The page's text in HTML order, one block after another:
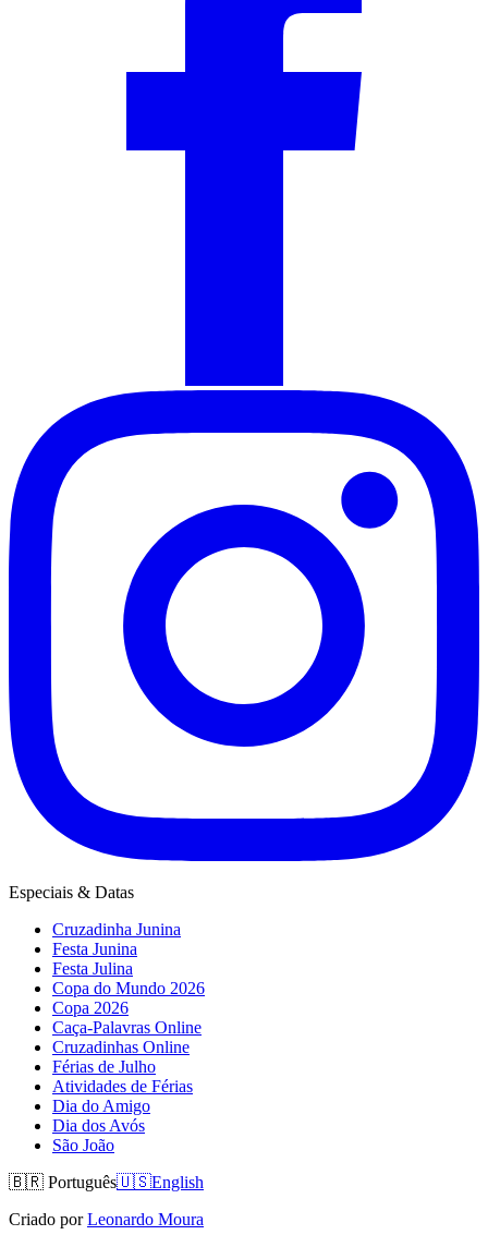
Especiais & Datas
Cruzadinha Junina
Festa Junina
Festa Julina
Copa do Mundo 2026
Copa 2026
Caça-Palavras Online
Cruzadinhas Online
Férias de Julho
Atividades de Férias
Dia do Amigo
Dia dos Avós
São João
🇧🇷 Português🇺🇸English
Criado por Leonardo Moura